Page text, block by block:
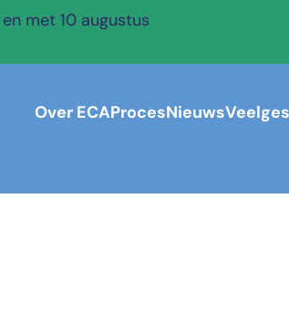
met 10 augustus
Over ECAProcesNieuws